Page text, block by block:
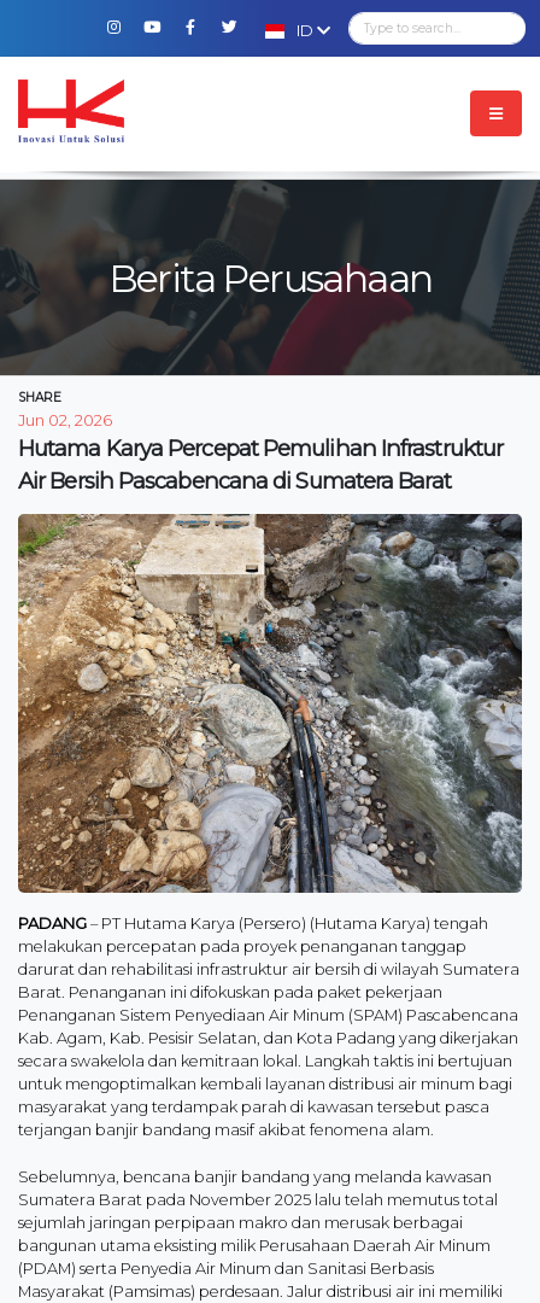
ID
Berita Perusahaan
SHARE
Jun 02, 2026
Hutama Karya Percepat Pemulihan Infrastruktur
Air Bersih Pascabencana di Sumatera Barat
PADANG – PT Hutama Karya (Persero) (Hutama Karya) tengah
melakukan percepatan pada proyek penanganan tanggap
darurat dan rehabilitasi infrastruktur air bersih di wilayah Sumatera
Barat. Penanganan ini difokuskan pada paket pekerjaan
Penanganan Sistem Penyediaan Air Minum (SPAM) Pascabencana
Kab. Agam, Kab. Pesisir Selatan, dan Kota Padang yang dikerjakan
secara swakelola dan kemitraan lokal. Langkah taktis ini bertujuan
untuk mengoptimalkan kembali layanan distribusi air minum bagi
masyarakat yang terdampak parah di kawasan tersebut pasca
terjangan banjir bandang masif akibat fenomena alam.
Sebelumnya, bencana banjir bandang yang melanda kawasan
Sumatera Barat pada November 2025 lalu telah memutus total
sejumlah jaringan perpipaan makro dan merusak berbagai
bangunan utama eksisting milik Perusahaan Daerah Air Minum
(PDAM) serta Penyedia Air Minum dan Sanitasi Berbasis
Masyarakat (Pamsimas) perdesaan. Jalur distribusi air ini memiliki